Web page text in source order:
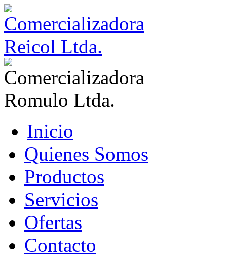
Inicio
Quienes Somos
Productos
Servicios
Ofertas
Contacto